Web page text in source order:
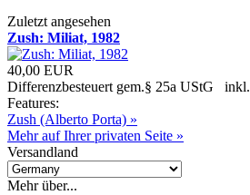
Zuletzt angesehen
Zush: Miliat, 1982
40,00 EUR
Differenzbesteuert gem.§ 25a UStG inkl.
Features:
Zush (Alberto Porta) »
Mehr auf Ihrer privaten Seite »
Versandland
Mehr über...